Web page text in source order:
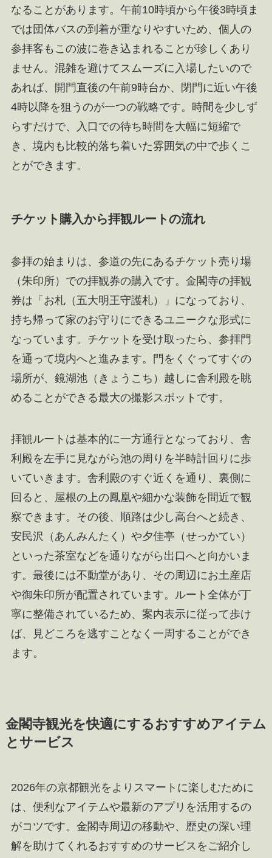
なることがあります。午前10時頃から午後3時頃ま
では団体バスの到着が重なりやすいため、個人の
参拝客もこの波に巻き込まれることが珍しくあり
ません。混雑を避けてスムーズに入場したいので
あれば、開門直後の午前9時台か、閉門に近い午後
4時以降を狙うのが一つの戦略です。時間を少しず
らすだけで、入口での待ち時間を大幅に短縮で
き、境内も比較的落ち着いた雰囲気の中で歩くこ
とができます。
チケット購入から拝観ルートの流れ
参拝の始まりは、参道の先にあるチケット売り場
（朱印所）での拝観券の購入です。金閣寺の拝観
券は「お札（五大明王守護札）」になっており、
持ち帰って家のお守りにできるユニークな形式に
なっています。チケットを受け取ったら、参拝門
を通って境内へと進みます。門をくぐってすぐの
場所が、鏡湖池（きょうこち）越しに舎利殿を眺
めることができる最大の撮影スポットです。
拝観ルートは基本的に一方通行となっており、舎
利殿を左手に見ながら池の周りを半時計回りに歩
いていきます。舎利殿のすぐ近くを通り、裏側に
回ると、屋根の上の鳳凰や細かな装飾を間近で観
察できます。その後、順路は少し高台へと続き、
安民沢（あんみんたく）や夕佳亭（せっかてい）
といった茶室などを通りながら出口へと向かいま
す。最後には不動堂があり、その周辺にお土産店
や御朱印所が配置されています。ルート全体が丁
寧に整備されているため、案内表示に従って歩け
ば、見どころを逃すことなく一周することができ
ます。
金閣寺観光を快適にするおすすめアイテム
とサービス
2026年の京都観光をよりスマートに楽しむために
は、便利なアイテムや最新のアプリを活用するの
がコツです。金閣寺周辺の移動や、歴史の深い理
解を助けてくれるおすすめのサービスをご紹介し